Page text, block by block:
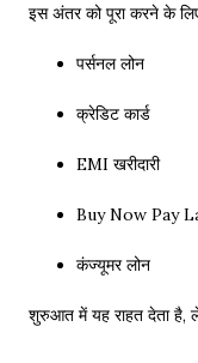
इस अंतर को पूरा करने के
पर्सनल लोन
क्रेडिट कार्ड
EMI खरीदारी
Buy Now Pay
कंज्यूमर लोन
शुरुआत में यह राहत देता है,